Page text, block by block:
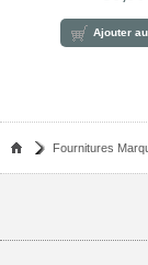
Ajouter
Fournitures